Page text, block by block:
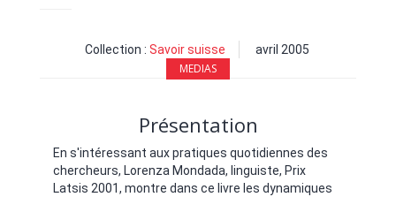
Collection : Savoir suisse avril 2005
MEDIAS
Présentation
En s'intéressant aux pratiques quotidiennes des
chercheurs, Lorenza Mondada, linguiste, Prix
Latsis 2001, montre dans ce livre les dynamiques